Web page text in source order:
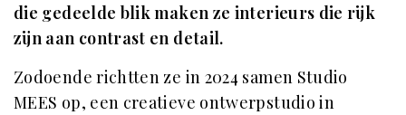
die gedeelde blik maken ze interieurs die rijk
zijn aan contrast en detail.
Zodoende richtten ze in 2024 samen Studio
MEES op, een creatieve ontwerpstudio in